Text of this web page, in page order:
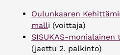
Oulunkaaren
malli (voittaja)
SISUKAS-
(jaettu 2. palkinto)